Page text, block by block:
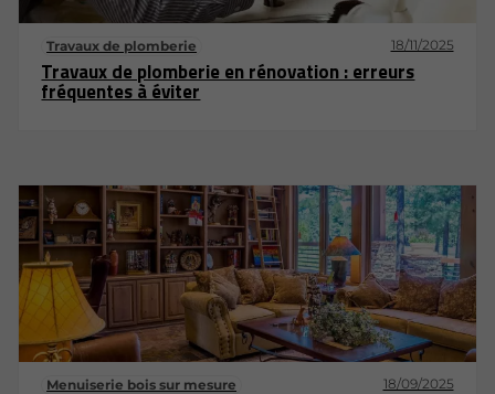
Travaux de plomberie 18/11/2025
Travaux de plomberie en rénovation : erreurs
fréquentes à éviter
Menuiserie bois sur mesure 18/09/2025